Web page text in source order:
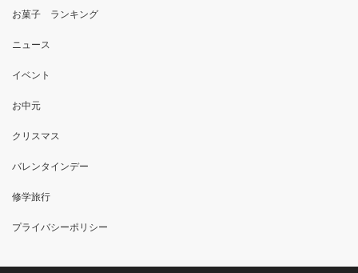
お菓子 ランキング
ニュース
イベント
お中元
クリスマス
バレンタインデー
修学旅行
プライバシーポリシー